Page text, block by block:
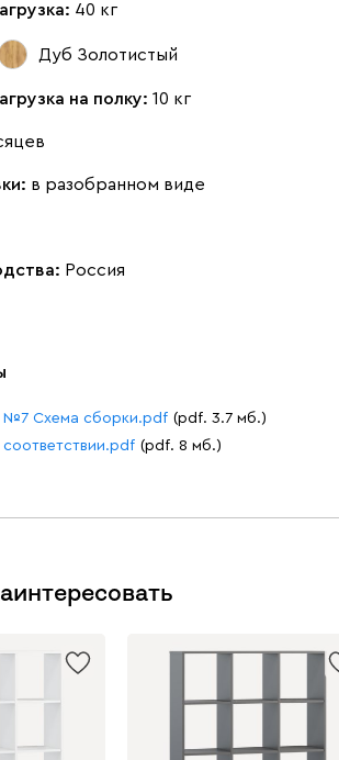
40 кг
Дуб Золотистый
на полку: 10 кг
в разобранном виде
Россия
№7 Схема сборки.pdf (pdf. 3.7 мб.)
(pdf. 8 мб.)